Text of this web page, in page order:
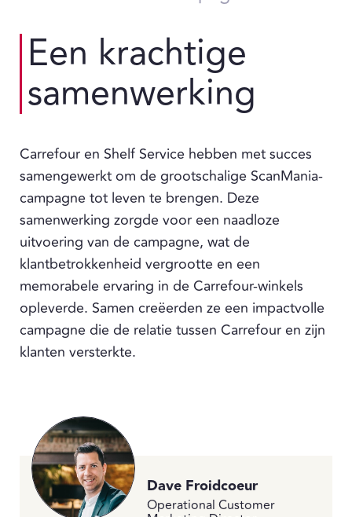
Een krachtige
samenwerking
Carrefour en Shelf Service hebben met succes
samengewerkt om de grootschalige ScanMania-
campagne tot leven te brengen. Deze
samenwerking zorgde voor een naadloze
uitvoering van de campagne, wat de
klantbetrokkenheid vergrootte en een
memorabele ervaring in de Carrefour-winkels
opleverde. Samen creëerden ze een impactvolle
campagne die de relatie tussen Carrefour en zijn
klanten versterkte.
Dave Froidcoeur
Operational Customer